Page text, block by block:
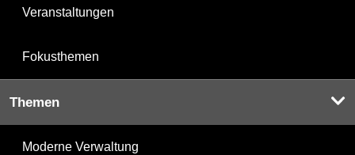
Veranstaltungen
Fokusthemen
Themen
Moderne Verwaltung